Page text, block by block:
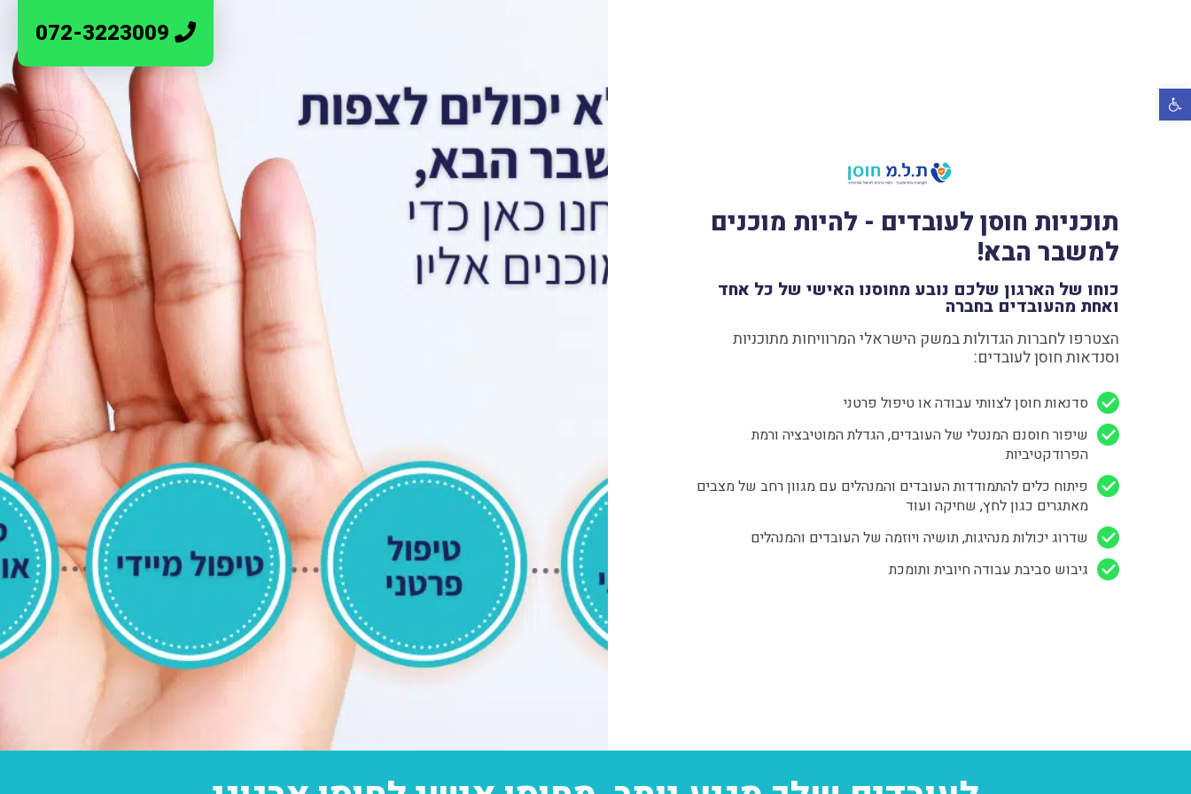
נגישות
072-3223009
תוכניות חוסן לעובדים - להיות מוכנים
למשבר הבא!
כוחו של הארגון שלכם נובע מחוסנו האישי של כל אחד
ואחת מהעובדים בחברה
הצטרפו לחברות הגדולות במשק הישראלי המרוויחות מתוכניות
וסנדאות חוסן לעובדים:
סדנאות חוסן לצוותי עבודה או טיפול פרטני
שיפור חוסנם המנטלי של העובדים, הגדלת המוטיבציה ורמת
הפרודקטיביות
פיתוח כלים להתמודדות העובדים והמנהלים עם מגוון רחב של מצבים
מאתגרים כגון לחץ, שחיקה ועוד
שדרוג יכולות מנהיגות, תושיה ויוזמה של העובדים והמנהלים
גיבוש סביבת עבודה חיובית ותומכת